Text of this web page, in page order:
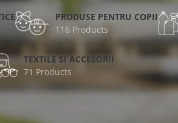
PRODUSE PENTRU COPII
116 Products
TEXTILE SI ACCESORII
71 Products